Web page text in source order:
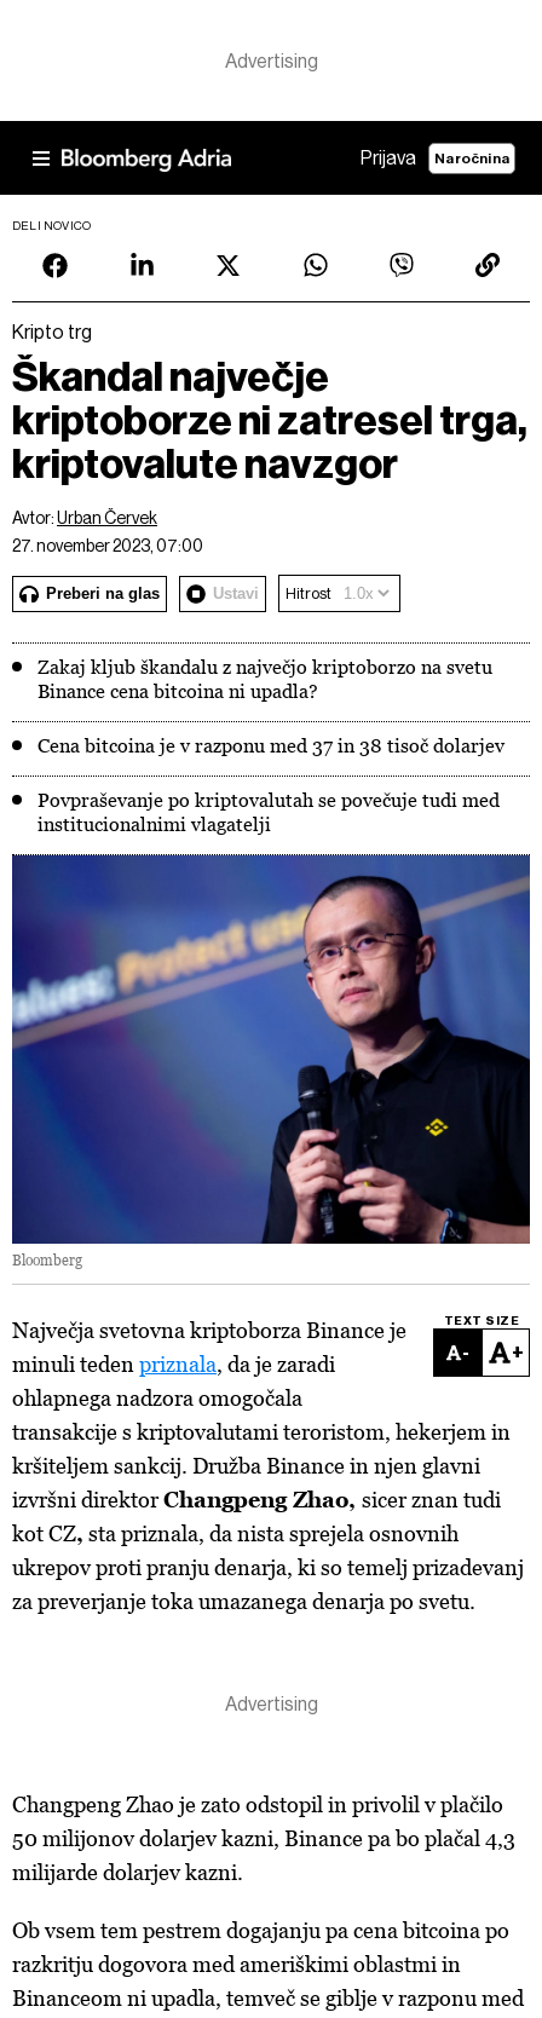
Prijava Naročnina
DELI NOVICO
Kripto trg
Škandal največje
kriptoborze ni zatresel trga,
kriptovalute navzgor
Avtor:Urban Červek
27. november 2023, 07:00
Preberi na glas Ustavi Hitrost
Zakaj kljub škandalu z največjo kriptoborzo na svetu
Binance cena bitcoina ni upadla?
Cena bitcoina je v razponu med 37 in 38 tisoč dolarjev
Povpraševanje po kriptovalutah se povečuje tudi med
institucionalnimi vlagatelji
Bloomberg
TEXT SIZE
- +
Največja svetovna kriptoborza Binance je
minuli teden priznala, da je zaradi
ohlapnega nadzora omogočala
transakcije s kriptovalutami teroristom, hekerjem in
kršiteljem sankcij. Družba Binance in njen glavni
izvršni direktorChangpeng Zhao, sicer znan tudi
kot CZ, sta priznala, da nista sprejela osnovnih
ukrepov proti pranju denarja, ki so temelj prizadevanj
za preverjanje toka umazanega denarja po svetu.
Changpeng Zhao je zato odstopil in privolil v plačilo
50 milijonov dolarjev kazni, Binance pa bo plačal 4,3
milijarde dolarjev kazni.
Ob vsem tem pestrem dogajanju pa cena bitcoina po
razkritju dogovora med ameriškimi oblastmi in
Binanceom ni upadla, temveč se giblje v razponu med